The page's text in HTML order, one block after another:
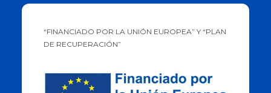
“FINANCIADO POR LA UNIÓN EUROPEA” Y “PLAN
DE RECUPERACIÓN”